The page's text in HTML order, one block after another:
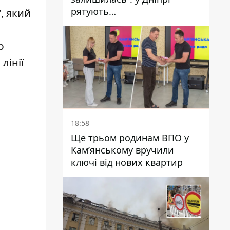
який
рятують
військовослужбовицю та
мати чотирьох дітей, яку
поранив КАБ
18:58
Ще трьом родинам ВПО у
Кам’янському вручили
ключі від нових квартир